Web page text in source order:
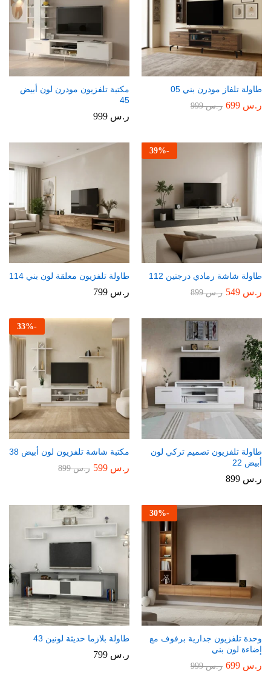
طاولة تلفاز مودرن بني 05
ر.س ر.س999
مكتبة تلفزيون مودرن لون أبيض
45
ر.س
-
39%
طاولة شاشة رمادي درجتين 112
ر.س ر.س899
طاولة تلفزيون معلقة لون بني 114
ر.س
طاولة تلفزيون تصميم تركي لون
أبيض 22
ر.س
-
33%
مكتبة شاشة تلفزيون لون أبيض 38
ر.س ر.س899
-
30%
وحدة تلفزيون جدارية برفوف مع
إضاءة لون بني
ر.س ر.س999
طاولة بلازما حديثة لونين 43
ر.س